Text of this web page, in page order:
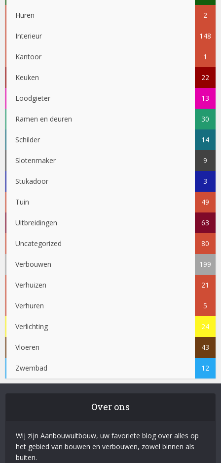
Huren 2
Interieur 148
Kantoor 1
Keuken 22
Loodgieter 13
Ramen en deuren 30
Schilder 14
Slotenmaker 9
Stukadoor 3
Tuin 49
Uitbreidingen 63
Uncategorized 80
Verbouwen 199
Verhuizen 21
Verhuren 5
Verlichting 24
Vloeren 43
Zwembad 12
Over ons
Wij zijn Aanbouwuitbouw, uw favoriete blog over alles op
het gebied van bouwen en verbouwen, zowel binnen als
buiten.